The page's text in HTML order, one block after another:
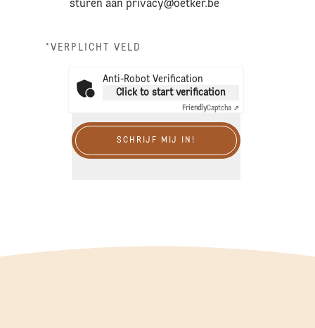
sturen aanprivacy@oetker.be
*VERPLICHT VELD
Anti-Robot Verification
Click to start verification
FriendlyCaptcha ⇗
SCHRIJF MIJ IN!